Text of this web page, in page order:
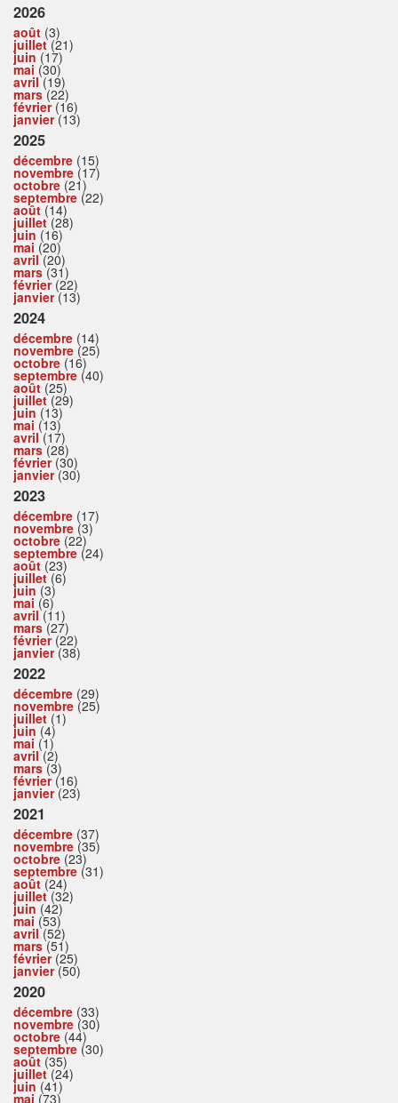
2026
août (3)
juillet(21)
juin (17)
mai (30)
avril(19)
mars(22)
février(16)
janvier(13)
2025
décembre (15)
novembre (17)
octobre (21)
septembre (22)
août (14)
juillet(28)
juin (16)
mai (20)
avril(20)
mars(31)
février(22)
janvier(13)
2024
décembre (14)
novembre (25)
octobre (16)
septembre (40)
août (25)
juillet(29)
juin (13)
mai (13)
avril(17)
mars(28)
février(30)
janvier(30)
2023
décembre (17)
novembre (3)
octobre (22)
septembre (24)
août (23)
juillet(6)
juin (3)
mai (6)
avril(11)
mars(27)
février(22)
janvier(38)
2022
décembre (29)
novembre (25)
juillet (1)
juin (4)
mai (1)
avril(2)
mars(3)
février(16)
janvier(23)
2021
décembre (37)
novembre (35)
octobre (23)
septembre (31)
août (24)
juillet(32)
juin (42)
mai (53)
avril(52)
mars(51)
février(25)
janvier(50)
2020
décembre (33)
novembre (30)
octobre (44)
septembre (30)
août (35)
juillet(24)
juin (41)
mai (73)